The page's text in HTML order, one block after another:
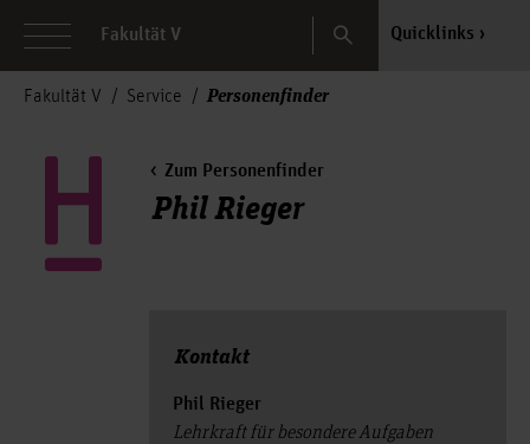
Fakultät V Search Quicklinks
Fakultät V Service Personenfinder
Zum Personenfinder
Phil Rieger
Kontakt
Phil Rieger
Lehrkraft für besondere Aufgaben